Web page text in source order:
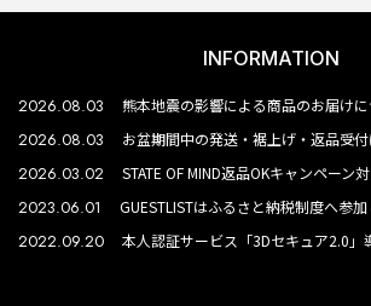
INFORMATION
2026.08.03 熊本地震の影響による商品のお届けに
2026.08.03 お盆期間中の発送・裾上げ・返品受付
2026.03.02 STATE OF MIND返品OKキャンペーン
2023.06.01 GUESTLISTはふるさと納税制度へ参加
2022.09.20 本人認証サービス「3Dセキュア2.0」